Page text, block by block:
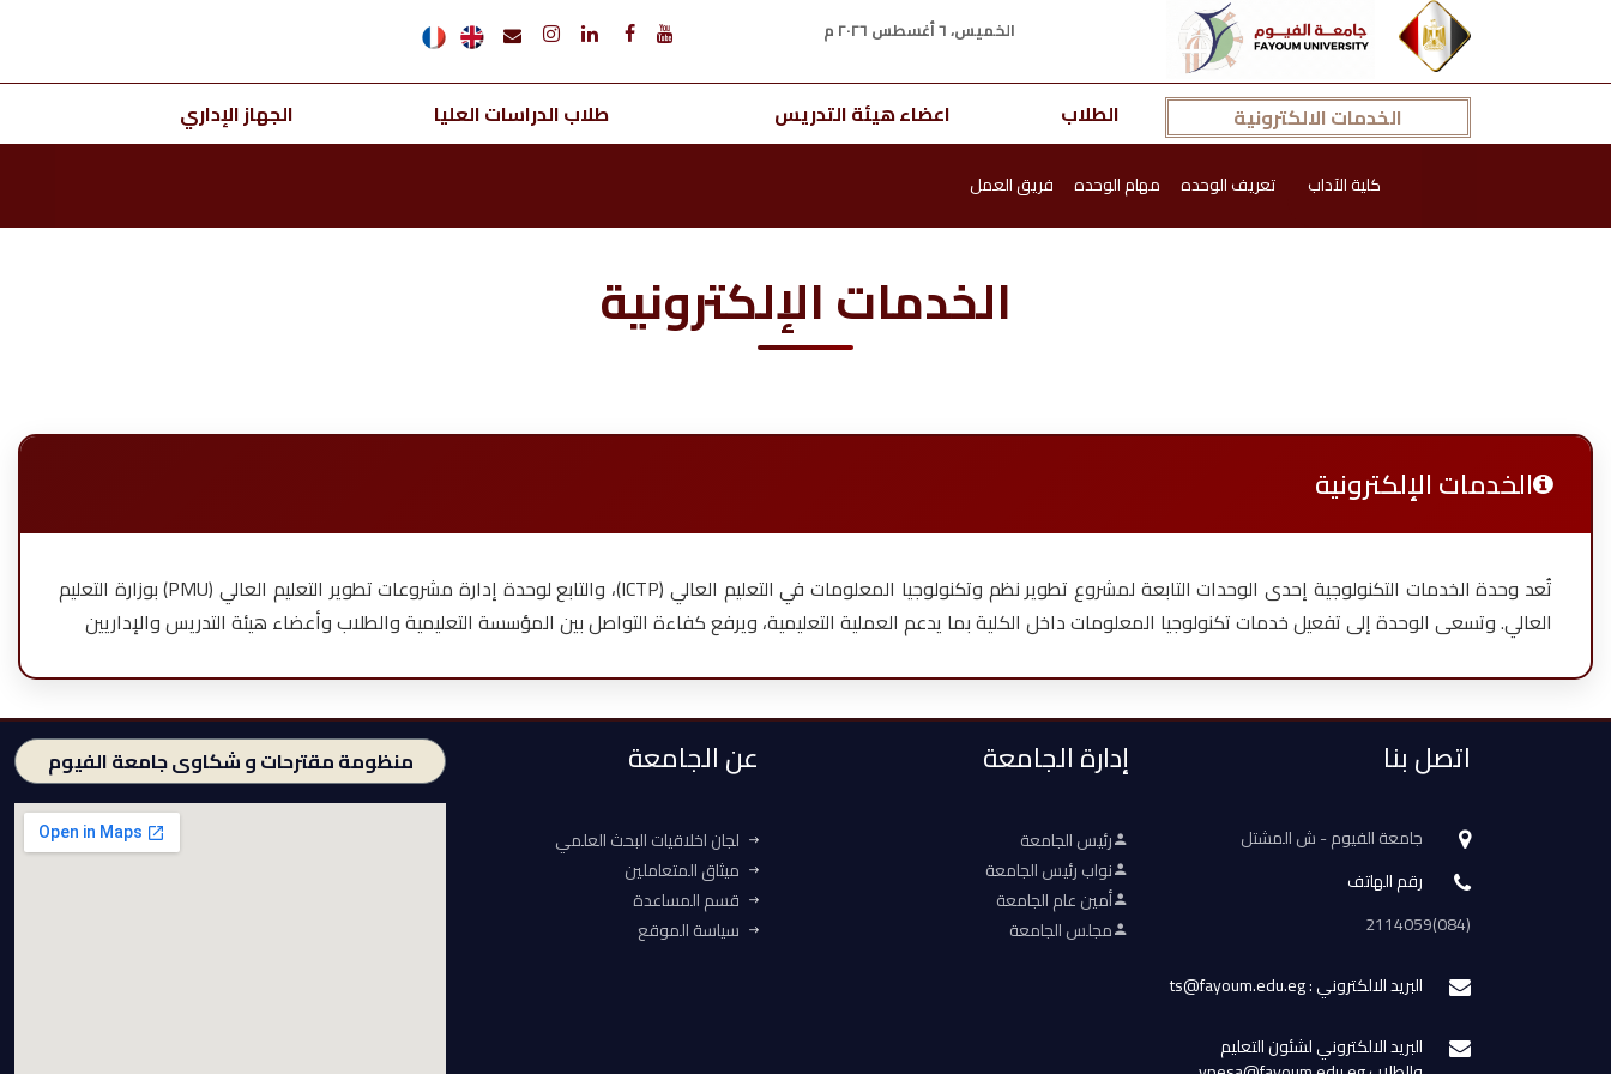
الخميس، ٦ أغسطس ٢٠٢٦ م
الخدمات الالكترونية الطلاب اعضاء هيئة التدريس طلاب الدراسات العليا الجهاز الإداري
كلية الآداب تعريف الوحده مهام الوحده فريق العمل
الخدمات الإلكترونية
الخدمات الإلكترونية
تُعد وحدة الخدمات التكنولوجية إحدى الوحدات التابعة لمشروع تطوير نظم وتكنولوجيا المعلومات في التعليم العالي (ICTP)، والتابع لوحدة إدارة مشروعات تطوير التعليم العالي (PMU) بوزارة التعليم
العالي. وتسعى الوحدة إلى تفعيل خدمات تكنولوجيا المعلومات داخل الكلية بما يدعم العملية التعليمية، ويرفع كفاءة التواصل بين المؤسسة التعليمية والطلاب وأعضاء هيئة التدريس والإداريين
اتصل بنا
جامعة الفيوم - ش المشتل
رقم الهاتف
(084)2114059
البريد الالكتروني : ts@fayoum.edu.eg
البريد الالكتروني لشئون التعليم
إدارة الجامعة
رئيس الجامعة
نواب رئيس الجامعة
أمين عام الجامعة
مجلس الجامعة
عن الجامعة
لجان اخلاقيات البحث العلمي
ميثاق المتعاملين
قسم المساعدة
سياسة الموقع
منظومة مقترحات و شكاوى جامعة الفيوم